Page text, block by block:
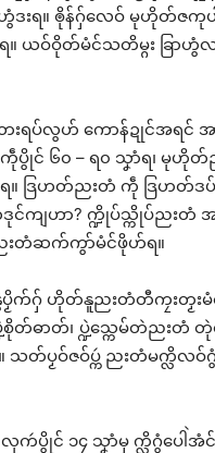
ရ။ ၜိုန်ဂှ်လေဝ် မုဟိုတ်ဇကုပါ
။ ယဝ်ဝိုတ်မံင်သတိမ္ဂး ခြ
တးရပ်လွဟ် ကောန်ဍုင်အရင်
၆၀ – ရ၀ သၞာံရ၊ မုဟိုတ်
ရ။ ဒြဟတ်ညးတံ ကဵု ဒြဟတ်
ကျဟာ? က္ဍိုပ်သ္ကိုပ်ညးတံ
းတံဆက်ကွာ်မံင်ဖိုဟ်ရ။
ပၟိက်ဂှ် ဟိုတ်နူညးတံတီကၠးတၟး
တ်ဓာတ်၊ ပ္ဍဲသ္ကေမ်တဲညးတံ
သတ်ပၟဝ်ဇဝ်ပ္ကဴ ညးတံမက္လိ
လုကဴပွိုင် ၁၄ သၞာံမှ က္လိဂွံပေါဲ